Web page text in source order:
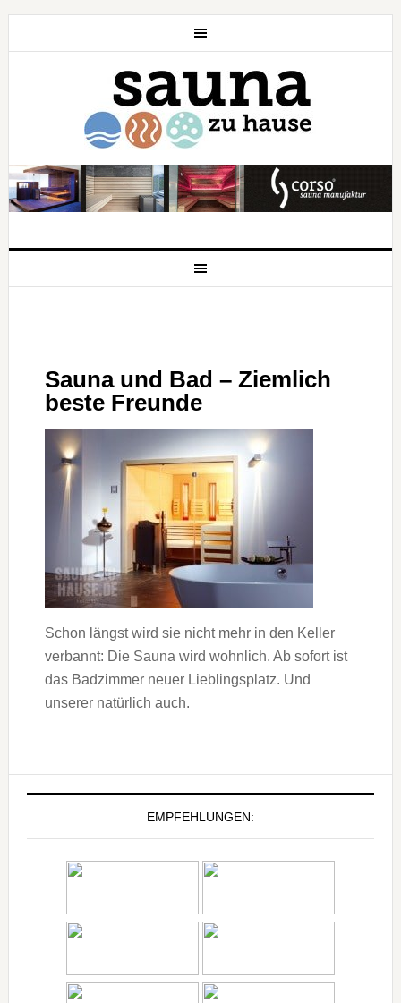
Sauna und Bad – Ziemlich
beste Freunde
Schon längst wird sie nicht mehr in den Keller
verbannt: Die Sauna wird wohnlich. Ab sofort ist
das Badzimmer neuer Lieblingsplatz. Und
unserer natürlich auch.
EMPFEHLUNGEN: